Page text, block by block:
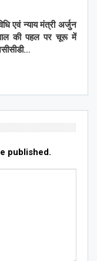
एवं न्याय मंत्री अर्जुन
की पहल पर चूरू में
published.